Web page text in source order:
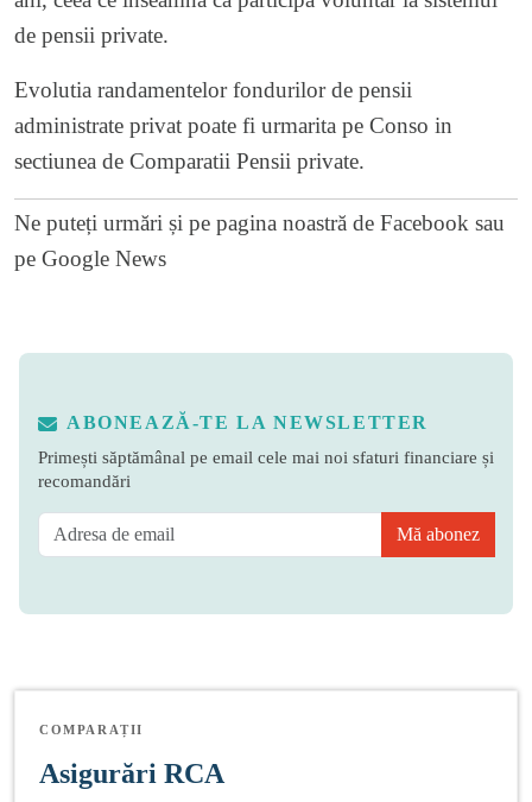
de pensii private.
Evolutia randamentelor fondurilor de pensii
administrate privat poate fi urmarita pe Conso in
sectiunea de Comparatii Pensii private.
Ne puteți urmări și pe pagina noastră de Facebook sau
pe Google News
ABONEAZĂ-TE LA NEWSLETTER
Primești săptămânal pe email cele mai noi sfaturi financiare și
recomandări
Mă abonez
COMPARAȚII
Asigurări RCA